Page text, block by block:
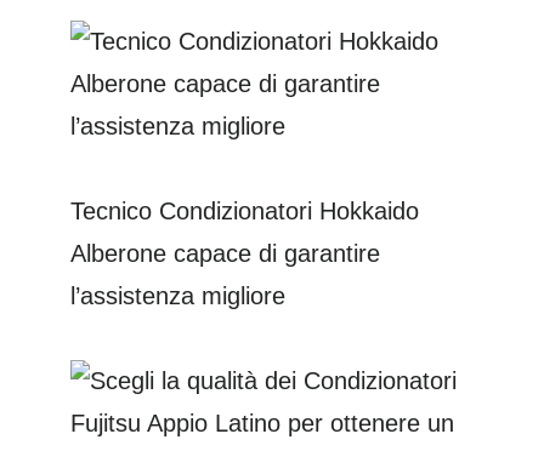
Tecnico Condizionatori Hokkaido
Alberone capace di garantire
l’assistenza migliore